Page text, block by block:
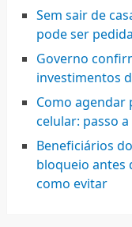
Sem sair de
pode ser
Governo
investimentos
Como agendar
celular: passo
Beneficiários
bloqueio antes
como evitar